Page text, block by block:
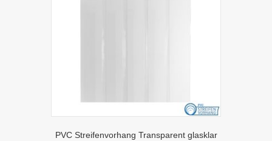
PVC Streifenvorhang Transparent glasklar